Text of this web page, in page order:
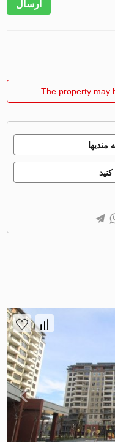
ارسال
The property may